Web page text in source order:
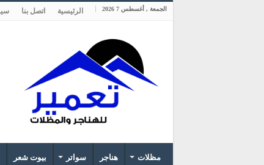
الجمعة , أغسطس 7 2026 الرئيسية اتصل بنا
مظلات هناجر سواتر بيوت شعر